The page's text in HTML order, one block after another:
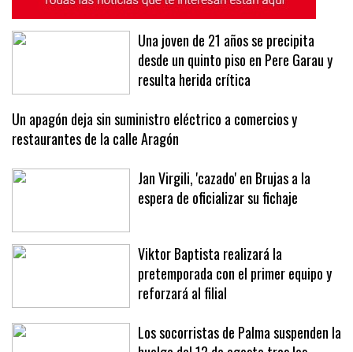
Una joven de 21 años se precipita
desde un quinto piso en Pere Garau y
resulta herida crítica
Un apagón deja sin suministro eléctrico a comercios y
restaurantes de la calle Aragón
Jan Virgili, 'cazado' en Brujas a la
Viktor Baptista realizará la
pretemporada con el primer equipo y
reforzará al filial